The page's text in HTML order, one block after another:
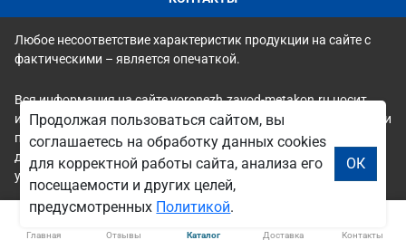
Любое несоответствие характеристик продукции на сайте с
фактическими – является опечаткой.
Вся информация на сайте voronezh.zavod-metakon.ru носит
исключительно ознакомительный и справочный характер и ни
при каких условиях не является публичной офертой. Всю
дополнительную информацию можно узнать по телефонам
указанным на сайте.
Главная Отзывы Каталог Доставка Контакты
Продолжая пользоваться сайтом, вы
соглашаетесь на обработку данных cookies
для корректной работы сайта, анализа его
посещаемости и других целей,
предусмотренных Политикой.
ОК